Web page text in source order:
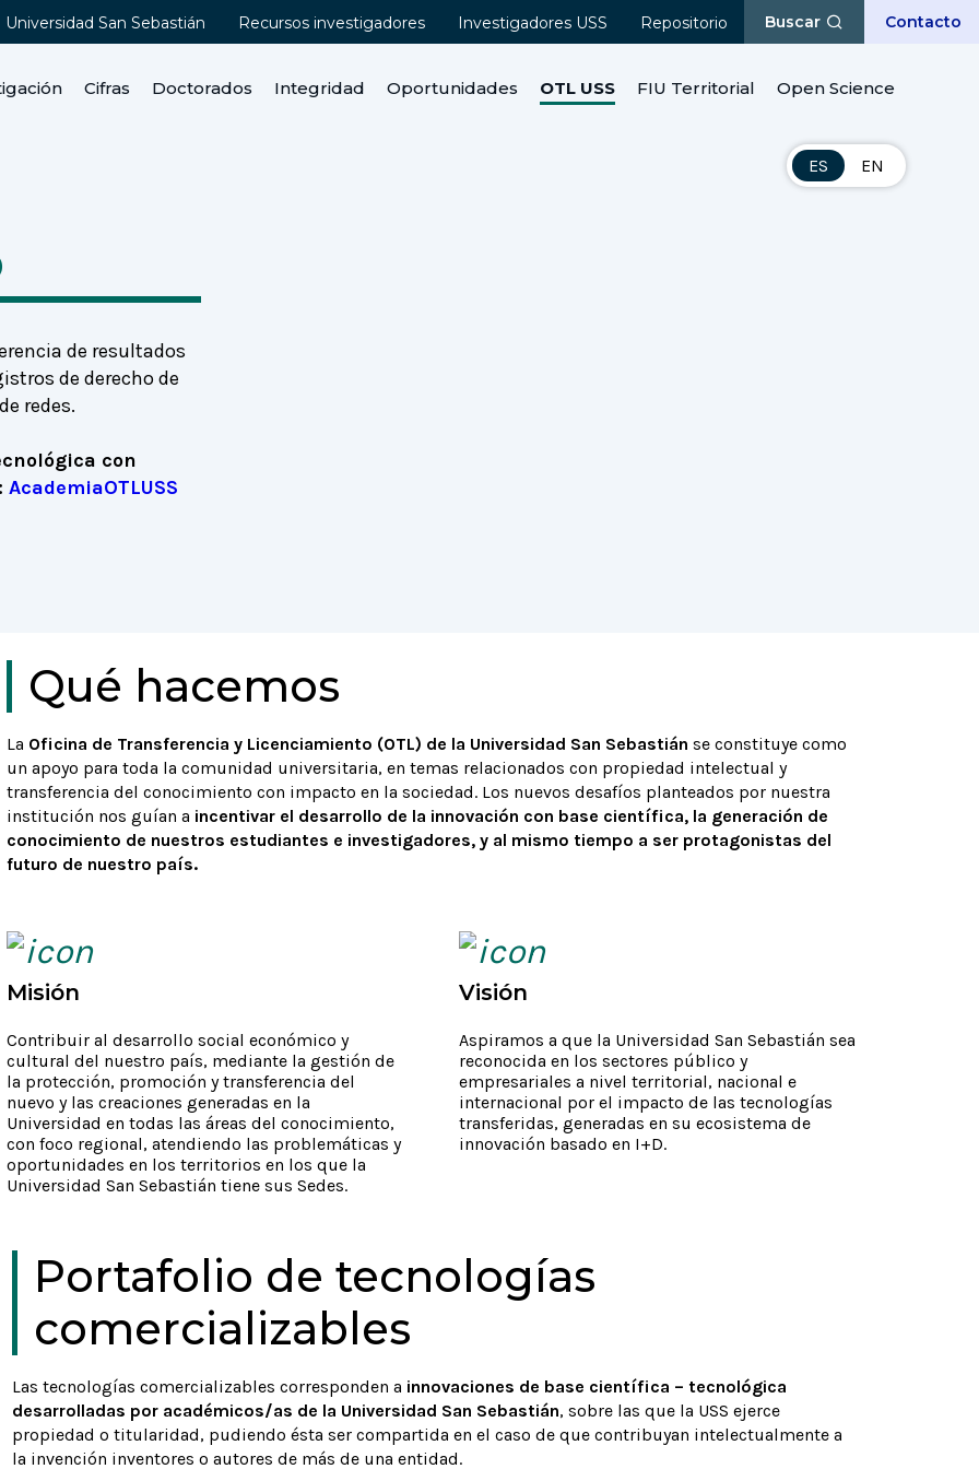
Universidad San Sebastián Recursos investigadores Investigadores USS Repositorio Buscar Contacto
Cifras Doctorados Integridad Oportunidades OTL USS FIU Territorial Open Science
ES
EN
de resultados
de derecho de
redes.
con
AcademiaOTLUSS
Qué hacemos
La Oficina de Transferencia y Licenciamiento (OTL) de la Universidad San Sebastián se constituye como
un apoyo para toda la comunidad universitaria, en temas relacionados con propiedad intelectual y
transferencia del conocimiento con impacto en la sociedad. Los nuevos desafíos planteados por nuestra
institución nos guían a incentivar el desarrollo de la innovación con base científica, la generación de
conocimiento de nuestros estudiantes e investigadores, y al mismo tiempo a ser protagonistas del
futuro de nuestro país.
Misión
Contribuir al desarrollo social económico y
cultural del nuestro país, mediante la gestión de
la protección, promoción y transferencia del
nuevo y las creaciones generadas en la
Universidad en todas las áreas del conocimiento,
con foco regional, atendiendo las problemáticas y
oportunidades en los territorios en los que la
Universidad San Sebastián tiene sus Sedes.
Visión
Aspiramos a que la Universidad San Sebastián sea
reconocida en los sectores público y
empresariales a nivel territorial, nacional e
internacional por el impacto de las tecnologías
transferidas, generadas en su ecosistema de
innovación basado en I+D.
Portafolio de tecnologías
comercializables
Las tecnologías comercializables corresponden a innovaciones de base científica – tecnológica
desarrolladas por académicos/as de la Universidad San Sebastián, sobre las que la USS ejerce
propiedad o titularidad, pudiendo ésta ser compartida en el caso de que contribuyan intelectualmente a
la invención inventores o autores de más de una entidad.
Software de
Combinación
Producto